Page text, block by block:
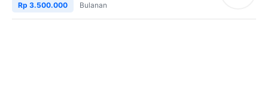
Rp 3.500.000 Bulanan